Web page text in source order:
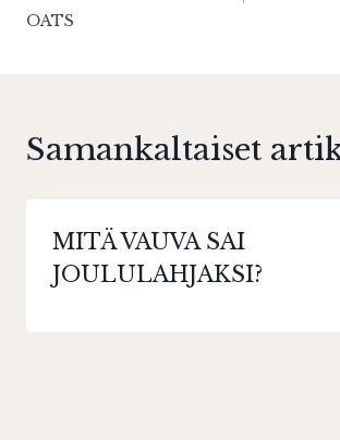
OATS
Samankaltaiset
MITÄ VAUVA SAI
JOULULAHJAKSI?